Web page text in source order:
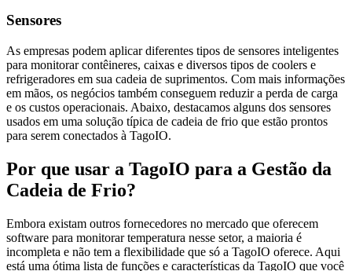
Sensores
As empresas podem aplicar diferentes tipos de sensores inteligentes
para monitorar contêineres, caixas e diversos tipos de coolers e
refrigeradores em sua cadeia de suprimentos. Com mais informações
em mãos, os negócios também conseguem reduzir a perda de carga
e os custos operacionais. Abaixo, destacamos alguns dos sensores
usados em uma solução típica de cadeia de frio que estão prontos
para serem conectados à TagoIO.
Por que usar a TagoIO para a Gestão da
Cadeia de Frio?
Embora existam outros fornecedores no mercado que oferecem
software para monitorar temperatura nesse setor, a maioria é
incompleta e não tem a flexibilidade que só a TagoIO oferece. Aqui
está uma ótima lista de funções e características da TagoIO que você